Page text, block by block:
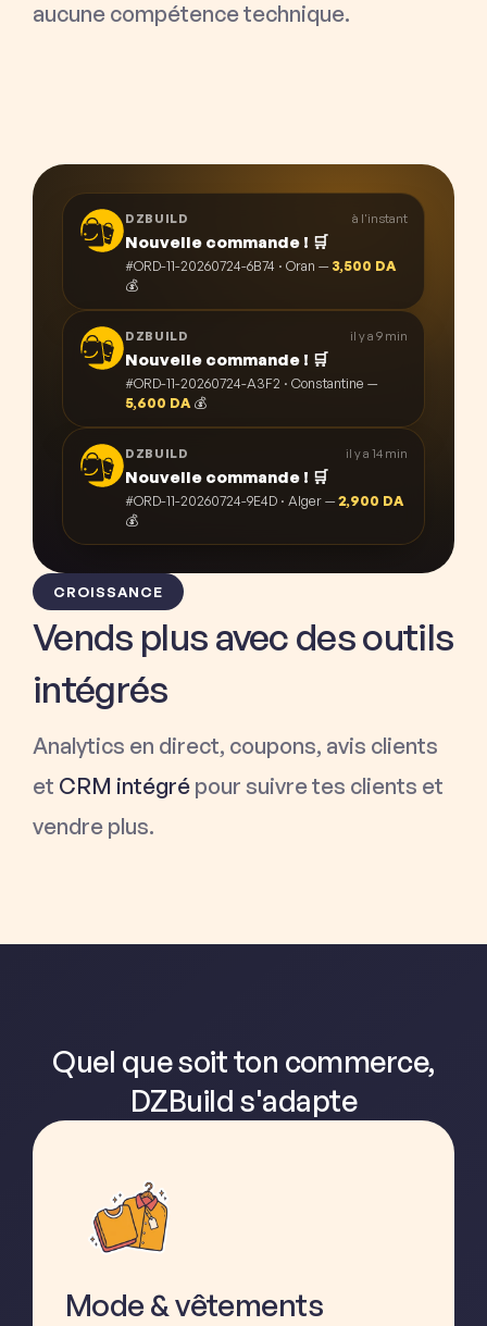
aucune compétence technique.
DZBUILD à l'instant
Nouvelle commande ! 🛒
#ORD-11-20260724-6B74 · Oran — 3,500 DA
💰
DZBUILD il y a 9 min
Nouvelle commande ! 🛒
#ORD-11-20260724-A3F2 · Constantine —
5,600 DA 💰
DZBUILD il y a 14 min
Nouvelle commande ! 🛒
#ORD-11-20260724-9E4D · Alger —2,900 DA
💰
CROISSANCE
Vends plus avec des outils
intégrés
Analytics en direct, coupons, avis clients
et CRM intégré pour suivre tes clients et
vendre plus.
Quel que soit ton commerce,
DZBuild s'adapte
Mode & vêtements